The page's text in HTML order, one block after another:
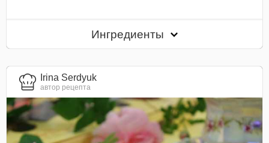
Ингредиенты
Irina Serdyuk
автор рецепта